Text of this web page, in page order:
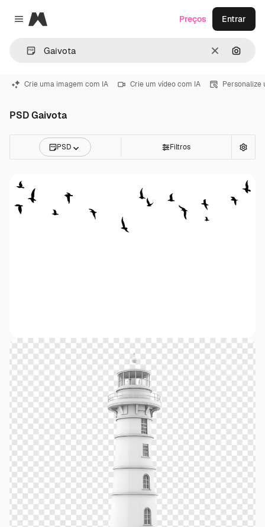
Close menu
Magnific
Limpar
Preços Entrar
Crie uma imagem com IA Crie um vídeo com IA Personalize
PSD Gaivota
PSD Filtros